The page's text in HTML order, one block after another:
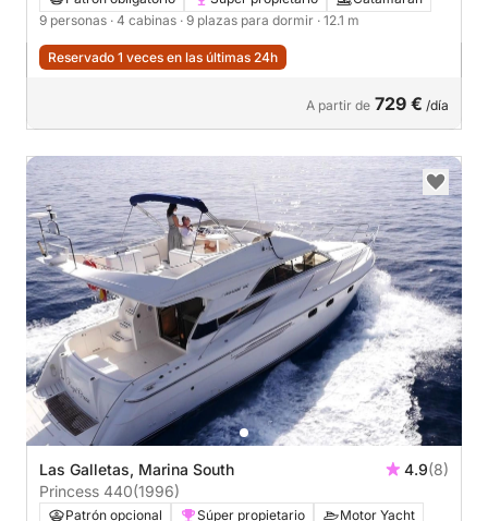
9 personas · 4 cabinas · 9 plazas para dormir · 12.1 m
Reservado 1 veces en las últimas 24h
A partir de 729 € /día
Las Galletas, Marina South 4.9(8)
Princess 440(1996)
Patrón opcional Súper propietario
Motor Yacht